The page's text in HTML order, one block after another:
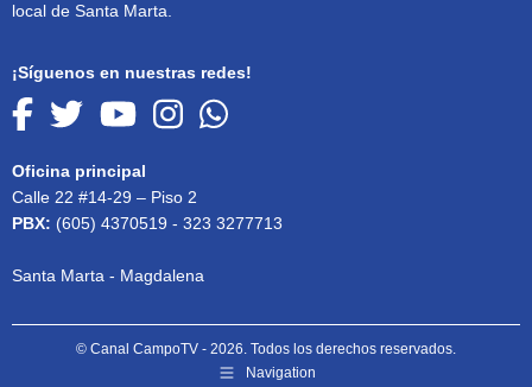
local de Santa Marta.
¡Síguenos en nuestras redes!
Oficina principal
Calle 22 #14-29 – Piso 2
PBX: (605) 4370519 - 323 3277713
Santa Marta - Magdalena
© Canal CampoTV - 2026. Todos los derechos reservados.
Navigation